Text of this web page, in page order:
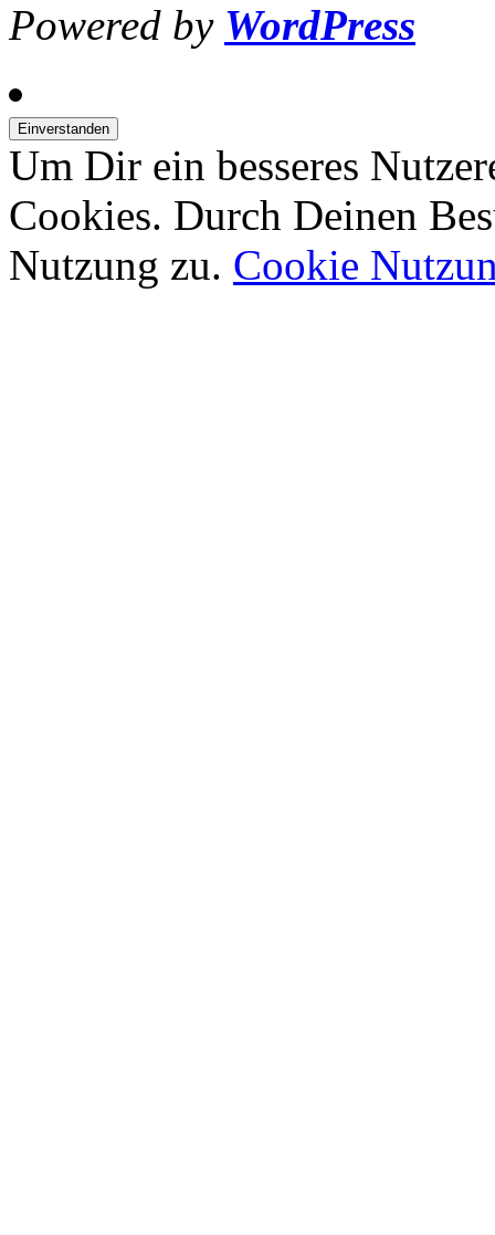
Powered by WordPress
Um Dir ein besseres
Cookies. Durch Deinen
Nutzung zu. Cookie